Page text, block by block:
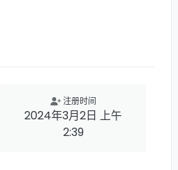
注册时间
2024年3月2日 上午
2:39